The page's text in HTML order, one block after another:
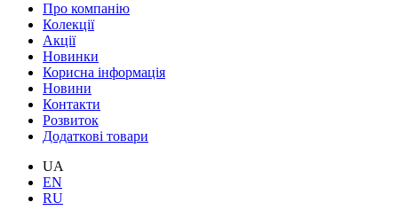
Про компанію
Колекції
Акції
Новинки
Корисна інформація
Новини
Контакти
Розвиток
Додаткові товари
UA
EN
RU